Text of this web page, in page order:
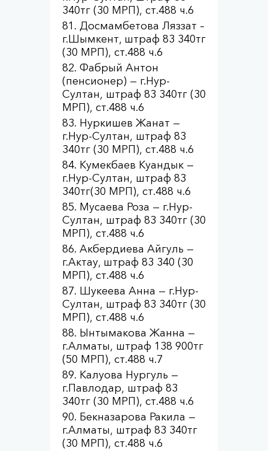
340тг (30 МРП), ст.488 ч.6
Досмамбетова Ляззат –
г.Шымкент, штраф 83 340тг
(30 МРП), ст.488 ч.6
Фабрый Антон
(пенсионер) — г.Нур-
Султан, штраф 83 340тг (30
МРП), ст.488 ч.6
Нуркишев Жанат —
г.Нур-Султан, штраф 83
340тг (30 МРП), ст.488 ч.6
Кумекбаев Куандык —
г.Нур-Султан, штраф 83
340тг(30 МРП), ст.488 ч.6
Мусаева Роза — г.Нур-
Султан, штраф 83 340тг (30
МРП), ст.488 ч.6
Акбердиева Айгуль —
г.Актау, штраф 83 340 (30
МРП), ст.488 ч.6
Шукеева Анна — г.Нур-
Султан, штраф 83 340тг (30
МРП), ст.488 ч.6
Ынтымакова Жанна —
г.Алматы, штраф 138 900тг
(50 МРП), ст.488 ч.7
Калуова Нургуль —
г.Павлодар, штраф 83
340тг (30 МРП), ст.488 ч.6
Бекназарова Ракила —
г.Алматы, штраф 83 340тг
(30 МРП), ст.488 ч.6